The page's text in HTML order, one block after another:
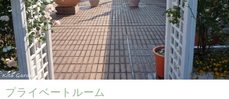
プライベートルーム